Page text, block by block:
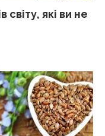
які ви не